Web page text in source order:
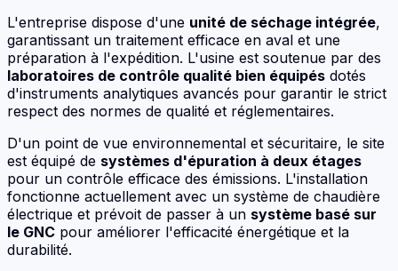
L'entreprise dispose d'une unité de séchage intégrée,
garantissant un traitement efficace en aval et une
préparation à l'expédition. L'usine est soutenue par des
laboratoires de contrôle qualité bien équipés dotés
d'instruments analytiques avancés pour garantir le strict
respect des normes de qualité et réglementaires.
D'un point de vue environnemental et sécuritaire, le site
est équipé de systèmes d'épuration à deux étages
pour un contrôle efficace des émissions. L'installation
fonctionne actuellement avec un système de chaudière
électrique et prévoit de passer à un système basé sur
le GNC pour améliorer l'efficacité énergétique et la
durabilité.